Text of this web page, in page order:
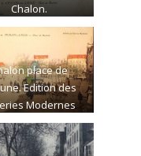
Chalon.
place de
Edition des
Modernes